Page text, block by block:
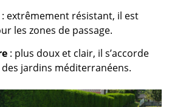
: extrêmement résistant, il est
les zones de passage.
: plus doux et clair, il s’accorde
des jardins méditerranéens.